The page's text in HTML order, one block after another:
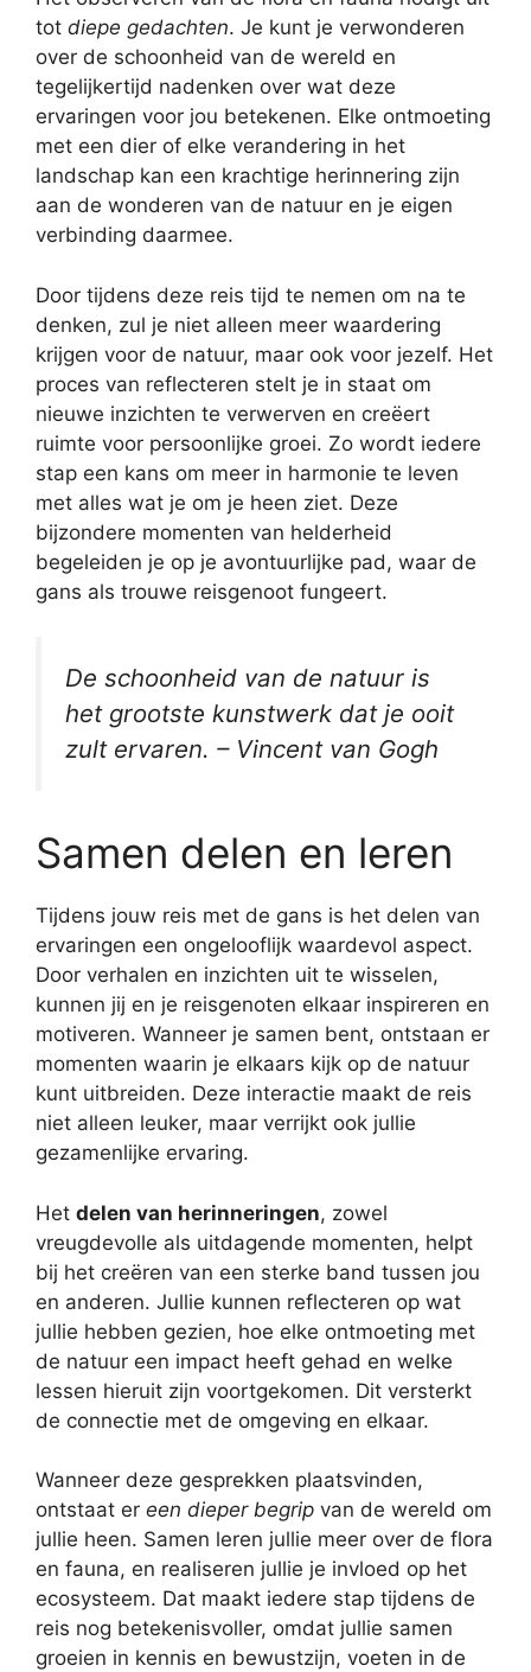
tot diepe gedachten. Je kunt je verwonderen
over de schoonheid van de wereld en
tegelijkertijd nadenken over wat deze
ervaringen voor jou betekenen. Elke ontmoeting
met een dier of elke verandering in het
landschap kan een krachtige herinnering zijn
aan de wonderen van de natuur en je eigen
verbinding daarmee.
Door tijdens deze reis tijd te nemen om na te
denken, zul je niet alleen meer waardering
krijgen voor de natuur, maar ook voor jezelf. Het
proces van reflecteren stelt je in staat om
nieuwe inzichten te verwerven en creëert
ruimte voor persoonlijke groei. Zo wordt iedere
stap een kans om meer in harmonie te leven
met alles wat je om je heen ziet. Deze
bijzondere momenten van helderheid
begeleiden je op je avontuurlijke pad, waar de
gans als trouwe reisgenoot fungeert.
De schoonheid van de natuur is
het grootste kunstwerk dat je ooit
zult ervaren. – Vincent van Gogh
Samen delen en leren
Tijdens jouw reis met de gans is het delen van
ervaringen een ongelooflijk waardevol aspect.
Door verhalen en inzichten uit te wisselen,
kunnen jij en je reisgenoten elkaar inspireren en
motiveren. Wanneer je samen bent, ontstaan er
momenten waarin je elkaars kijk op de natuur
kunt uitbreiden. Deze interactie maakt de reis
niet alleen leuker, maar verrijkt ook jullie
gezamenlijke ervaring.
Het delen van herinneringen, zowel
vreugdevolle als uitdagende momenten, helpt
bij het creëren van een sterke band tussen jou
en anderen. Jullie kunnen reflecteren op wat
jullie hebben gezien, hoe elke ontmoeting met
de natuur een impact heeft gehad en welke
lessen hieruit zijn voortgekomen. Dit versterkt
de connectie met de omgeving en elkaar.
Wanneer deze gesprekken plaatsvinden,
ontstaat er een dieper begrip van de wereld om
jullie heen. Samen leren jullie meer over de flora
en fauna, en realiseren jullie je invloed op het
ecosysteem. Dat maakt iedere stap tijdens de
reis nog betekenisvoller, omdat jullie samen
groeien in kennis en bewustzijn, voeten in de